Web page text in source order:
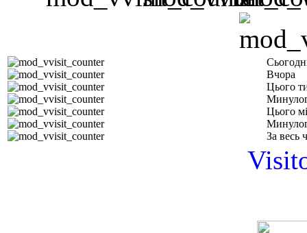
Вчора
Цього
Цього
За весь